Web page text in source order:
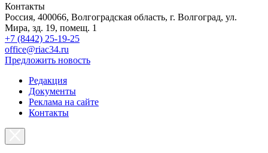
Контакты
Россия, 400066, Волгоградская область, г. Волгоград, ул.
Мира, зд. 19, помещ. 1
+7 (8442) 25-19-25
office@riac34.ru
Предложить новость
Редакция
Документы
Реклама на сайте
Контакты